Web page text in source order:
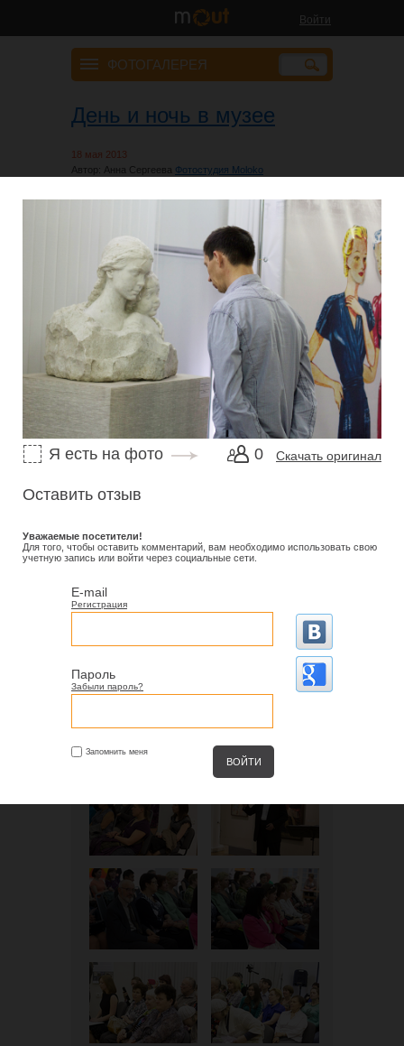
Войти
ФОТОГАЛЕРЕЯ
День и ночь в музее
18 мая 2013
Автор: Анна Сергеева Фотостудия Moloko
Скачать оригинал
0
Я есть на фото
Оставить отзыв
Уважаемые посетители!
Для того, чтобы оставить комментарий, вам необходимо использовать свою
учетную запись или войти через социальные сети.
E-mail
Регистрация
Пароль
Забыли пароль?
Запомнить меня